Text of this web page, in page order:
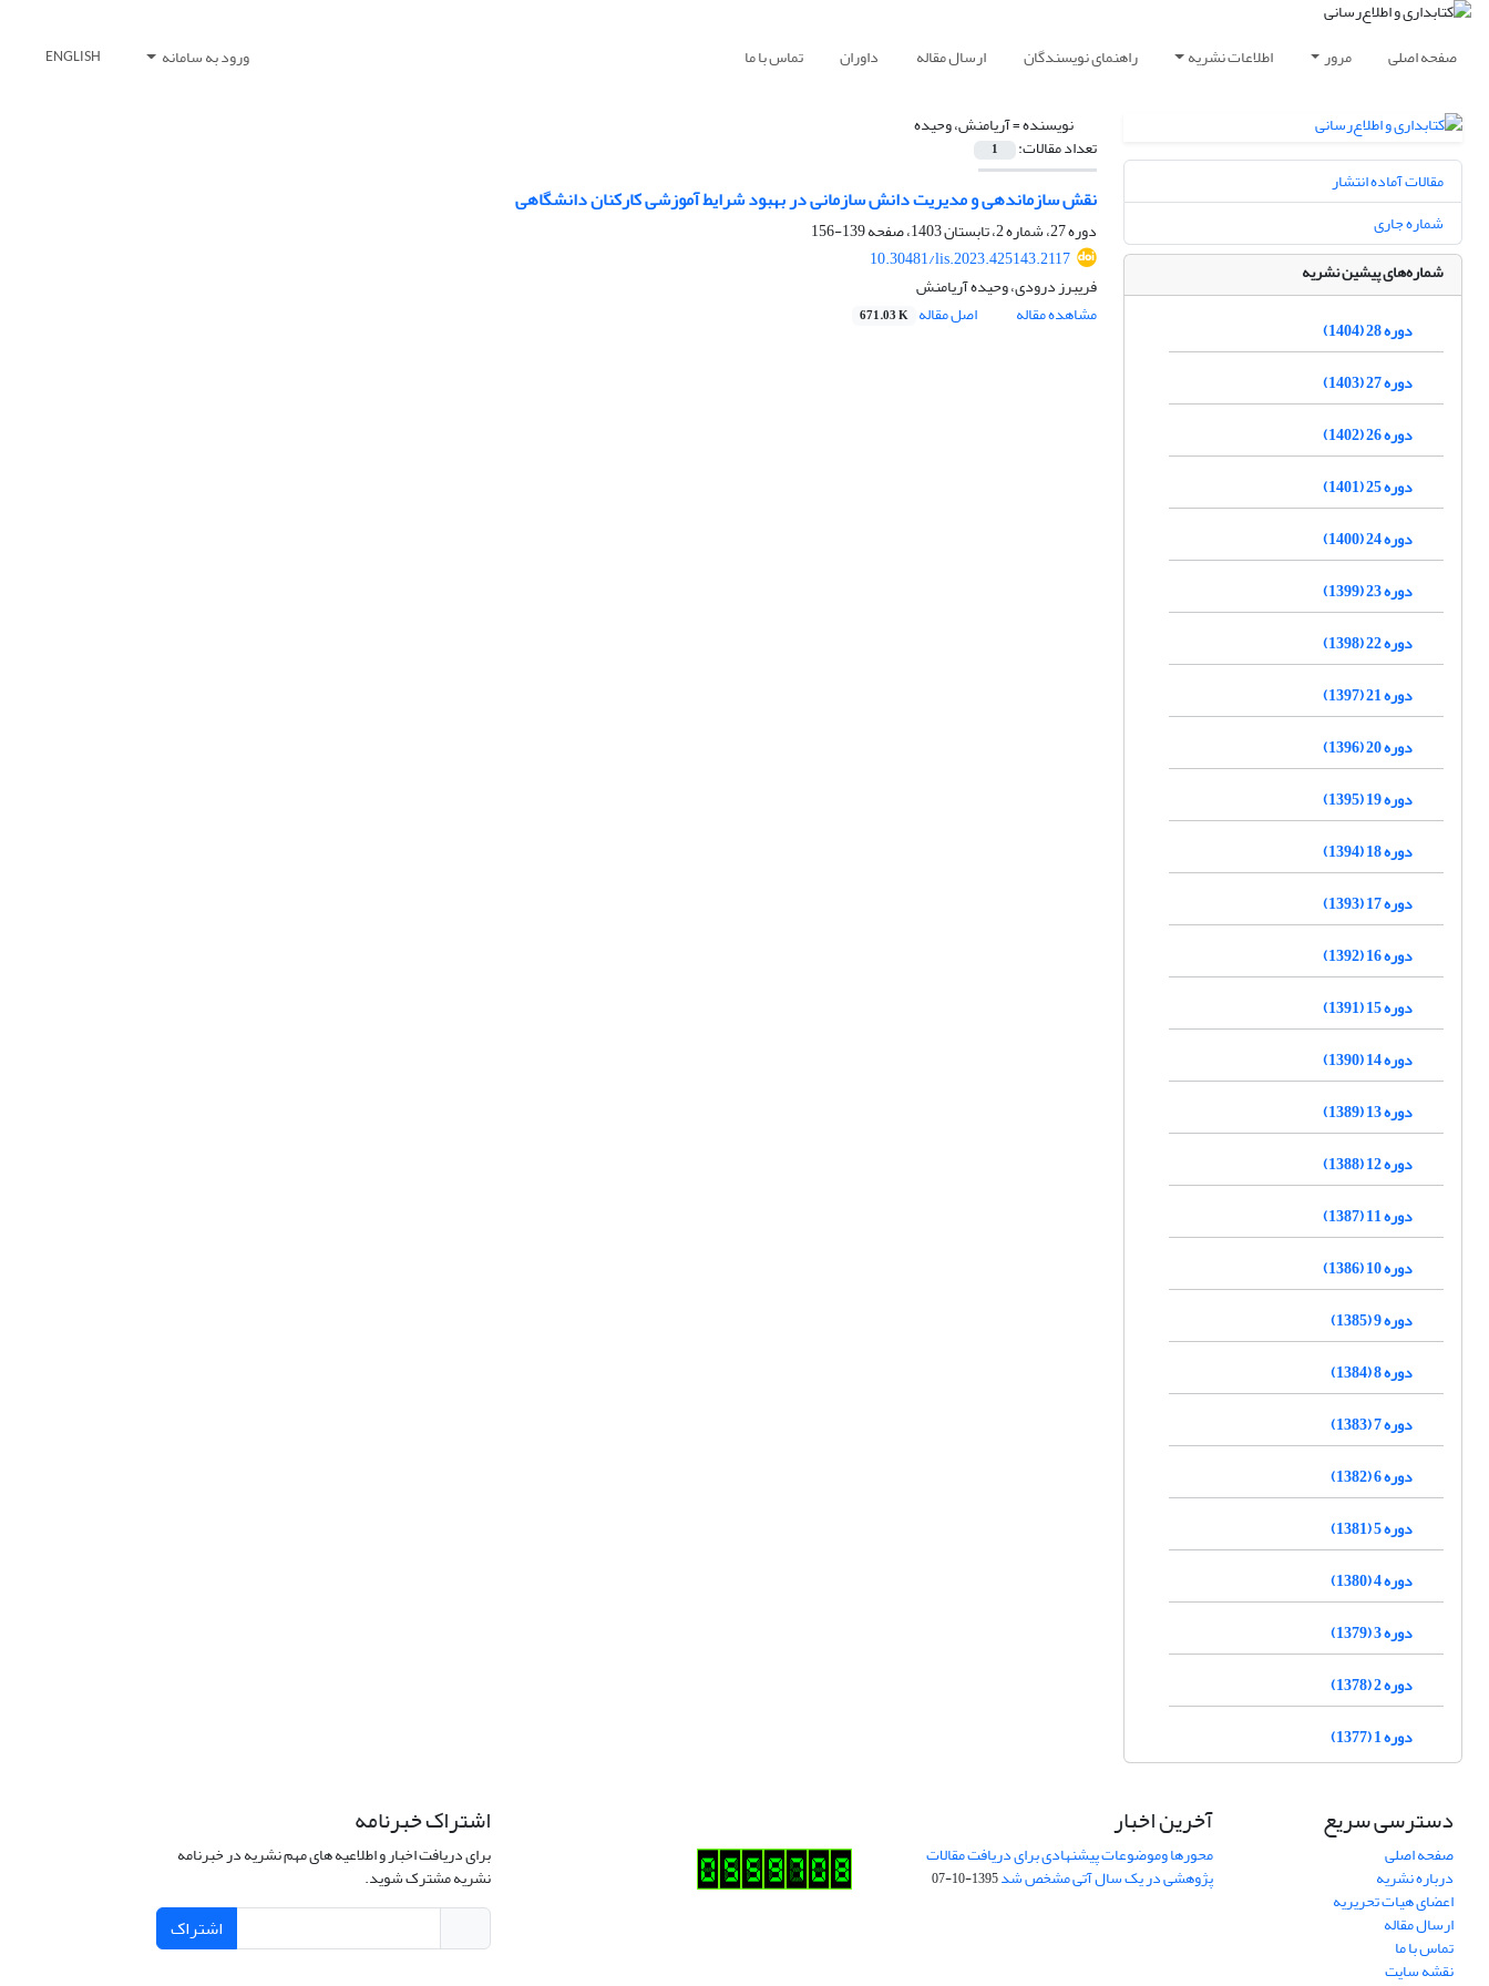
صفحه اصلی مرور اطلاعات نشریه راهنمای نویسندگان ارسال مقاله داوران تماس با ما ورود به سامانه ENGLISH
نویسنده =آریامنش، وحیده
تعداد مقالات: 1
نقش سازماندهی و مدیریت دانش سازمانی در بهبود شرایط آموزشی کارکنان دانشگاهی
دوره 27، شماره 2، تابستان 1403، صفحه
139-156
10.30481/lis.2023.425143.2117
فریبرز درودی، وحیده آریامنش
مشاهده مقاله
اصل مقاله 671.03 K
مقالات آماده انتشار
شماره جاری
شماره‌های پیشین نشریه
دوره 28 (1404)
دوره 27 (1403)
دوره 26 (1402)
دوره 25 (1401)
دوره 24 (1400)
دوره 23 (1399)
دوره 22 (1398)
دوره 21 (1397)
دوره 20 (1396)
دوره 19 (1395)
دوره 18 (1394)
دوره 17 (1393)
دوره 16 (1392)
دوره 15 (1391)
دوره 14 (1390)
دوره 13 (1389)
دوره 12 (1388)
دوره 11 (1387)
دوره 10 (1386)
دوره 9 (1385)
دوره 8 (1384)
دوره 7 (1383)
دوره 6 (1382)
دوره 5 (1381)
دوره 4 (1380)
دوره 3 (1379)
دوره 2 (1378)
دوره 1 (1377)
دسترسی سریع
صفحه اصلی
درباره نشریه
اعضای هیات تحریریه
ارسال مقاله
تماس با ما
نقشه سایت
آخرین اخبار
محورها وموضوعات پیشنهادی برای دریافت مقالات
پژوهشی در یک سال آتی مشخص شد1395-10-07
اشتراک خبرنامه
برای دریافت اخبار و اطلاعیه های مهم نشریه در خبرنامه
نشریه مشترک شوید.
اشتراک